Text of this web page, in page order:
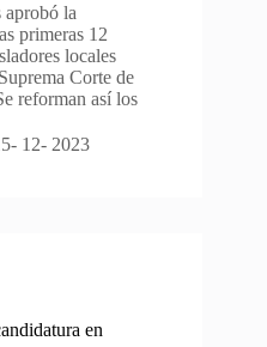
aprobó la
primeras 12
locales
Corte de
reforman así los
12- 2023
en